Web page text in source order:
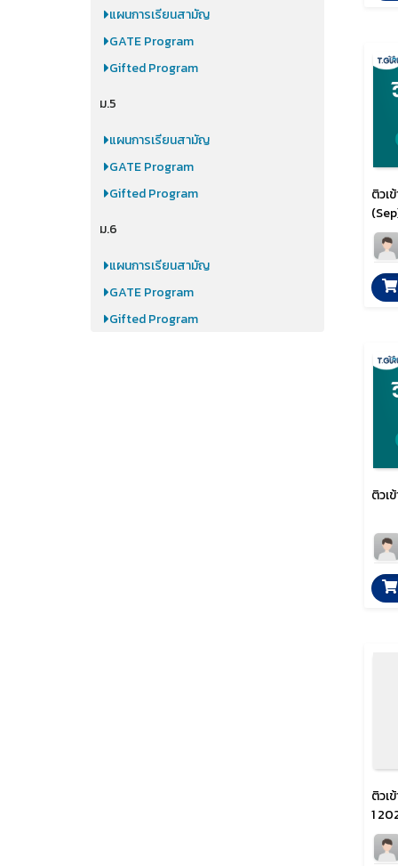
แผนการเรียนสามัญ
GATE Program
Gifted Program
ม.5
แผนการเรียนสามัญ
GATE Program
Gifted Program
ม.6
แผนการเรียนสามัญ
GATE Program
Gifted Program
ติวเ
ติวเ
ติวเ
1